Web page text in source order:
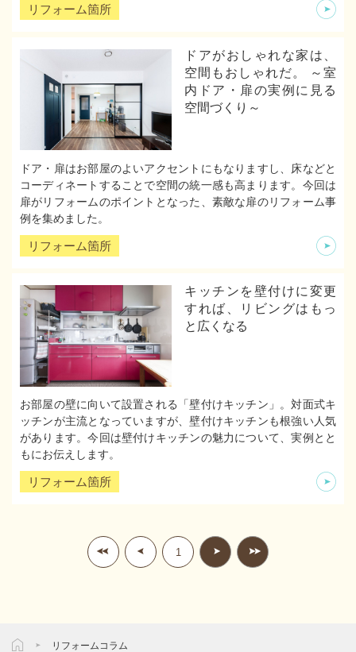
リフォーム箇所
ドアがおしゃれな家は、
空間もおしゃれだ。 ～室
内ドア・扉の実例に見る
空間づくり～
ドア・扉はお部屋のよいアクセントにもなりますし、床などと
コーディネートすることで空間の統一感も高まります。今回は
扉がリフォームのポイントとなった、素敵な扉のリフォーム事
例を集めました。
リフォーム箇所
キッチンを壁付けに変更
すれば、リビングはもっ
と広くなる
お部屋の壁に向いて設置される「壁付けキッチン」。対面式キ
ッチンが主流となっていますが、壁付けキッチンも根強い人気
があります。今回は壁付けキッチンの魅力について、実例とと
もにお伝えします。
リフォーム箇所
1
リフォームコラム